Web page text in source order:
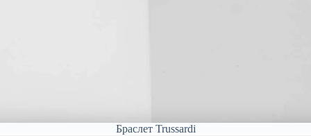
Браслет Trussardi